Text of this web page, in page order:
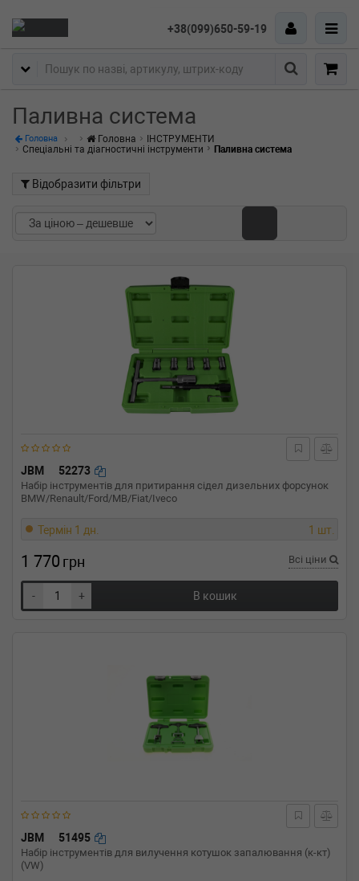
+38(099)650-59-19
Пошук
Паливна система
Головна Головна
ІНСТРУМЕНТИ
Спеціальні та діагностичні інструменти
Паливна система
Відобразити фільтри
JBM 52273
Набір інструментів для притирання сідел дизельних форсунок
BMW/Renault/Ford/MB/Fiat/Iveco
Термін 1 дн. 1 шт.
1 770 грн Всі ціни
- + В кошик
JBM 51495
Набір інструментів для вилучення котушок запалювання (к-кт)
(VW)